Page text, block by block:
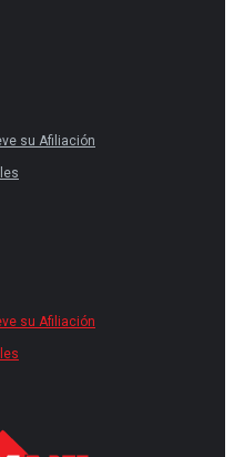
su Afiliación
su Afiliación